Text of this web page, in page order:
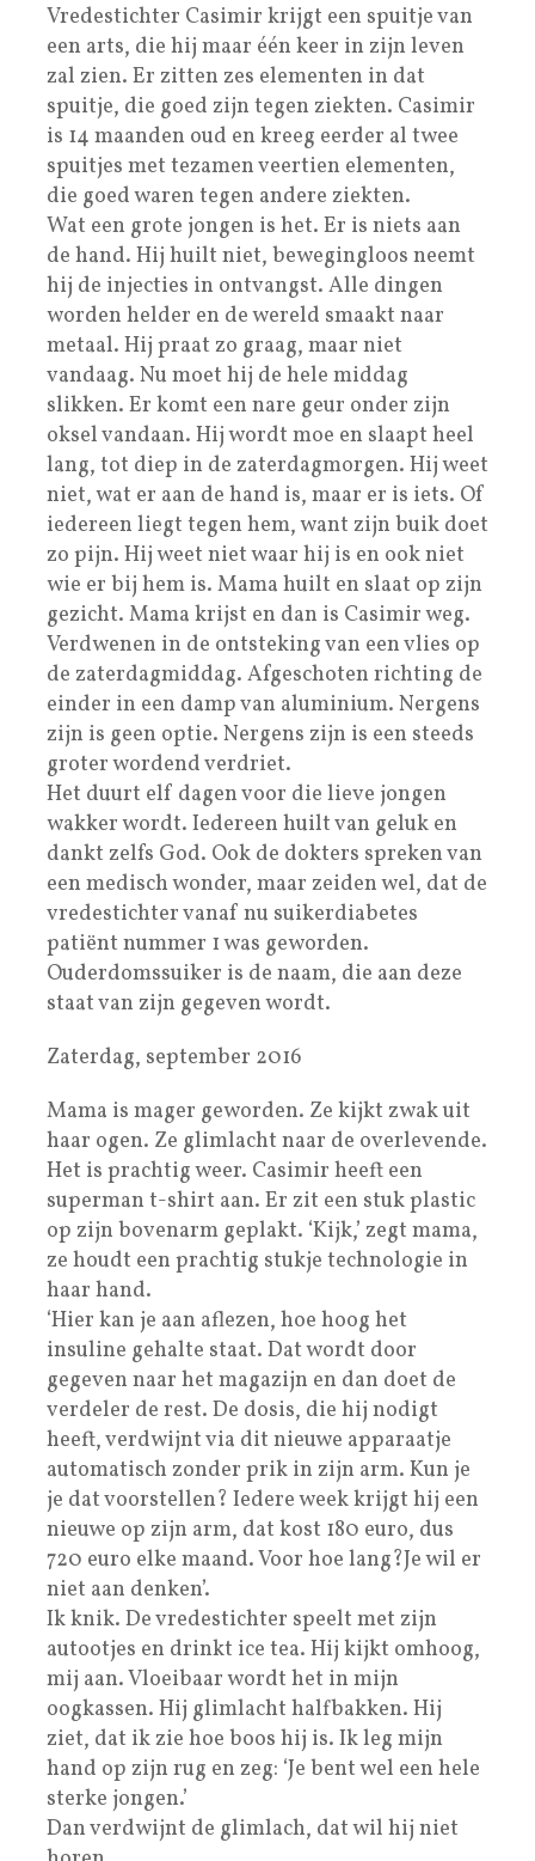
Vredestichter Casimir krijgt een spuitje van
een arts, die hij maar één keer in zijn leven
zal zien. Er zitten zes elementen in dat
spuitje, die goed zijn tegen ziekten. Casimir
is 14 maanden oud en kreeg eerder al twee
spuitjes met tezamen veertien elementen,
die goed waren tegen andere ziekten.
Wat een grote jongen is het. Er is niets aan
de hand. Hij huilt niet, bewegingloos neemt
hij de injecties in ontvangst. Alle dingen
worden helder en de wereld smaakt naar
metaal. Hij praat zo graag, maar niet
vandaag. Nu moet hij de hele middag
slikken. Er komt een nare geur onder zijn
oksel vandaan. Hij wordt moe en slaapt heel
lang, tot diep in de zaterdagmorgen. Hij weet
niet, wat er aan de hand is, maar er is iets. Of
iedereen liegt tegen hem, want zijn buik doet
zo pijn. Hij weet niet waar hij is en ook niet
wie er bij hem is. Mama huilt en slaat op zijn
gezicht. Mama krijst en dan is Casimir weg.
Verdwenen in de ontsteking van een vlies op
de zaterdagmiddag. Afgeschoten richting de
einder in een damp van aluminium. Nergens
zijn is geen optie. Nergens zijn is een steeds
groter wordend verdriet.
Het duurt elf dagen voor die lieve jongen
wakker wordt. Iedereen huilt van geluk en
dankt zelfs God. Ook de dokters spreken van
een medisch wonder, maar zeiden wel, dat de
vredestichter vanaf nu suikerdiabetes
patiënt nummer 1 was geworden.
Ouderdomssuiker is de naam, die aan deze
staat van zijn gegeven wordt.
Zaterdag, september 2016
Mama is mager geworden. Ze kijkt zwak uit
haar ogen. Ze glimlacht naar de overlevende.
Het is prachtig weer. Casimir heeft een
superman t-shirt aan. Er zit een stuk plastic
op zijn bovenarm geplakt. ‘Kijk,’ zegt mama,
ze houdt een prachtig stukje technologie in
haar hand.
‘Hier kan je aan aflezen, hoe hoog het
insuline gehalte staat. Dat wordt door
gegeven naar het magazijn en dan doet de
verdeler de rest. De dosis, die hij nodigt
heeft, verdwijnt via dit nieuwe apparaatje
automatisch zonder prik in zijn arm. Kun je
je dat voorstellen? Iedere week krijgt hij een
nieuwe op zijn arm, dat kost 180 euro, dus
720 euro elke maand. Voor hoe lang?Je wil er
niet aan denken’.
Ik knik. De vredestichter speelt met zijn
autootjes en drinkt ice tea. Hij kijkt omhoog,
mij aan. Vloeibaar wordt het in mijn
oogkassen. Hij glimlacht halfbakken. Hij
ziet, dat ik zie hoe boos hij is. Ik leg mijn
hand op zijn rug en zeg: ‘Je bent wel een hele
sterke jongen.’
Dan verdwijnt de glimlach, dat wil hij niet